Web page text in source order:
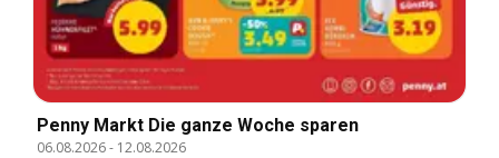
Penny Markt Die ganze Woche sparen
06.08.2026- 12.08.2026